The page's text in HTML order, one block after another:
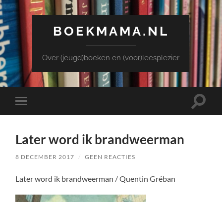
BOEKMAMA.NL
Over (jeugd)boeken en (voor)leesplezier
Toggle
mobiel
Toggle
Later word ik brandweerman
8 DECEMBER 2017 / GEEN REACTIES
Later word ik brandweerman / Quentin Gréban